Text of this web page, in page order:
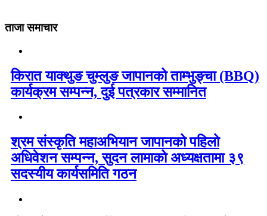
ताजा समाचार
किरात याक्थुङ चुम्लुङ जापानको ताम्भुङ्चा (BBQ)
कार्यक्रम सम्पन्न, दुई पत्रकार सम्मानित
श्रम संस्कृति महाअभियान जापानको पहिलो
अधिवेशन सम्पन्न, सुदन लामाको अध्यक्षतामा ३९
सदस्यीय कार्यसमिति गठन